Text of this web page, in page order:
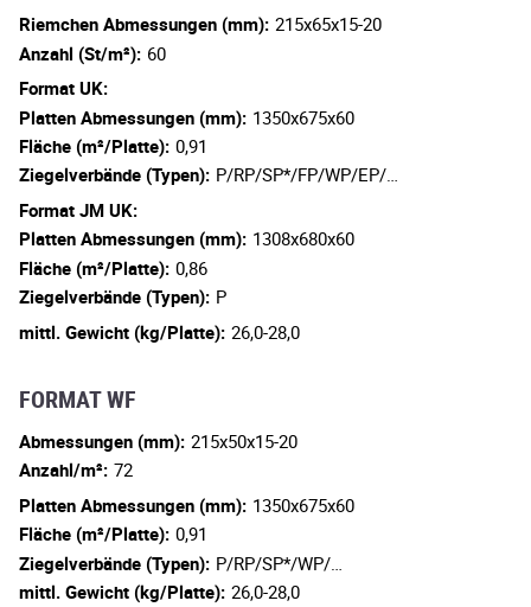
Riemchen Abmessungen (mm): 215x65x15-20
Anzahl (St/m²): 60
Format UK:
Platten Abmessungen (mm): 1350x675x60
Fläche (m²/Platte): 0,91
Ziegelverbände (Typen): P/RP/SP*/FP/WP/EP/…
Format JM UK:
Platten Abmessungen (mm): 1308x680x60
Fläche (m²/Platte): 0,86
Ziegelverbände (Typen): P
mittl. Gewicht (kg/Platte): 26,0-28,0
FORMAT WF
Abmessungen (mm): 215x50x15-20
Anzahl/m²: 72
Platten Abmessungen (mm): 1350x675x60
Fläche (m²/Platte): 0,91
Ziegelverbände (Typen): P/RP/SP*/WP/…
mittl. Gewicht (kg/Platte): 26,0-28,0